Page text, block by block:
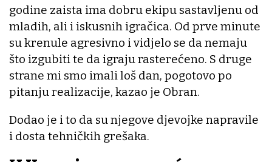
godine zaista ima dobru ekipu sastavljenu od
mladih, ali i iskusnih igračica. Od prve minute
su krenule agresivno i vidjelo se da nemaju
što izgubiti te da igraju rasterećeno. S druge
strane mi smo imali loš dan, pogotovo po
pitanju realizacije, kazao je Obran.
Dodao je i to da su njegove djevojke napravile
i dosta tehničkih grešaka.